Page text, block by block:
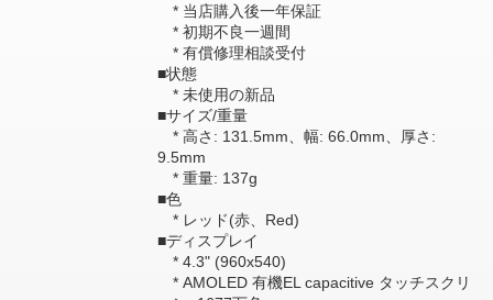
* 当店購入後一年保証
* 初期不良一週間
* 有償修理相談受付
■状態
* 未使用の新品
■サイズ/重量
* 高さ: 131.5mm、幅: 66.0mm、厚さ:
9.5mm
* 重量: 137g
■色
* レッド(赤、Red)
■ディスプレイ
* 4.3" (960x540)
* AMOLED 有機EL capacitive タッチスクリ